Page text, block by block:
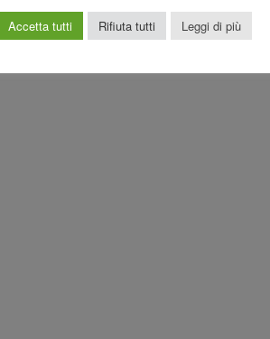
Accetta tutti Rifiuta tutti Leggi di più